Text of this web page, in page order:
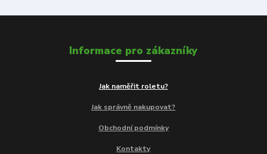
Informace pro zákazníky
Jak naměřit roletu?
Jak správně nakupovat?
Obchodní podmínky
Kontakty